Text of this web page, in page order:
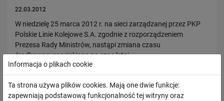
22.03.2012
W niedzielę 25 marca 2012 r. na sieci zarządzanej przez PKP
Polskie Linie Kolejowe S.A. zgodnie z rozporządzeniem
Prezesa Rady Ministrów, nastąpi zmiana czasu
środkowoeuropejskiego na czas letni…
PRZECZYTAJ
Informacja o plikach cookie
Ta strona używa plików cookies. Mają one dwie funkcje:
zapewniają podstawową funkcjonalność tej witryny oraz